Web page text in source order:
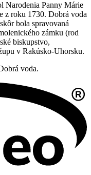
Narodenia Panny Márie
z roku 1730. Dobrá voda
bola spravovaná
zámku (rod
biskupstvo,
v Rakúsko-Uhorsku.
voda.